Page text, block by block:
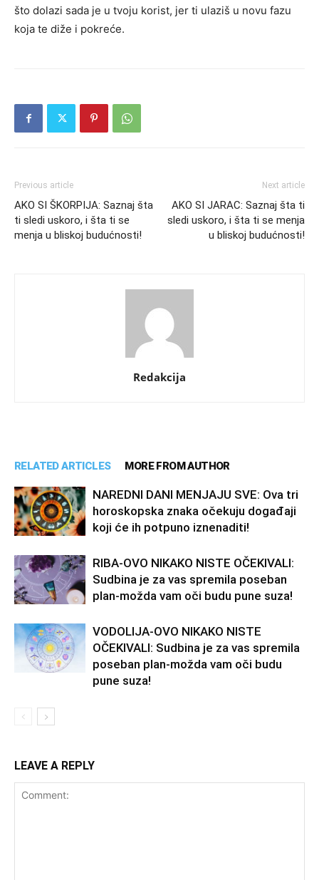
što dolazi sada je u tvoju korist, jer ti ulaziš u novu fazu
koja te diže i pokreće.
Previous article
AKO SI ŠKORPIJA: Saznaj šta
ti sledi uskoro, i šta ti se
menja u bliskoj budućnosti!
Next article
AKO SI JARAC: Saznaj šta ti
sledi uskoro, i šta ti se menja
u bliskoj budućnosti!
Redakcija
RELATED ARTICLES MORE FROM AUTHOR
NAREDNI DANI MENJAJU SVE: Ova tri
horoskopska znaka očekuju događaji
koji će ih potpuno iznenaditi!
RIBA-OVO NIKAKO NISTE OČEKIVALI:
Sudbina je za vas spremila poseban
plan-možda vam oči budu pune suza!
VODOLIJA-OVO NIKAKO NISTE
OČEKIVALI: Sudbina je za vas spremila
poseban plan-možda vam oči budu
pune suza!
LEAVE A REPLY